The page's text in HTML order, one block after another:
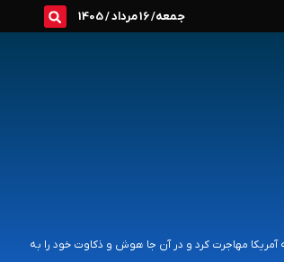
جمعه/ 16 مرداد / 1405
آمریکا مهاجرت کرد و در آن جا هوش و ذکاوت خود را به